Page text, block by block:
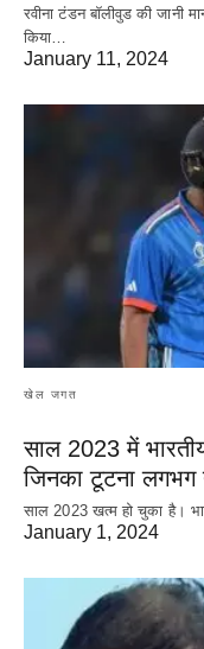
रवीना टंडन बॉलीवुड की जानी
किया…
January 11, 2024
खेल जगत
साल 2023 में
जिनका टूटना लगभग
साल 2023 खत्म हो चुका है।
January 1, 2024